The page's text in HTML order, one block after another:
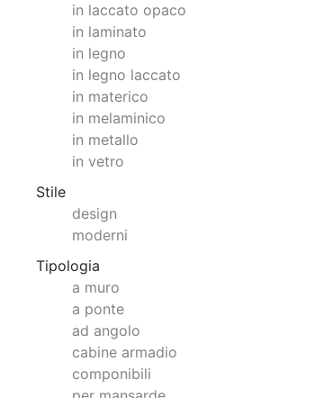
in laccato opaco
in laminato
in legno
in legno laccato
in materico
in melaminico
in metallo
in vetro
Stile
design
moderni
Tipologia
a muro
a ponte
ad angolo
cabine armadio
componibili